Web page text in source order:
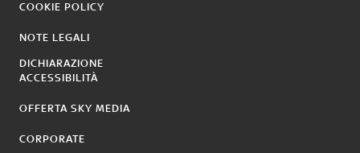
COOKIE POLICY
NOTE LEGALI
DICHIARAZIONE
ACCESSIBILITÀ
OFFERTA SKY MEDIA
CORPORATE